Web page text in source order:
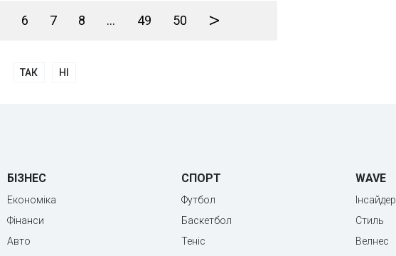
6 7 8 ... 49 50 >
ТАК НІ
БІЗНЕС
Економіка
Фінанси
Авто
СПОРТ
Футбол
Баскетбол
Теніс
WAVE
Інсайдер
Стиль
Велнес